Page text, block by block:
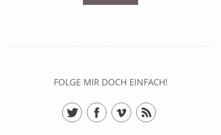
FOLGE MIR DOCH EINFACH!
TwitterFacebookVimeo RSS Feed